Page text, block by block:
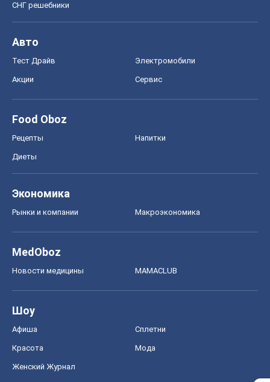
СНГ решебники
Авто
Тест Драйв Электромобили
Акции Сервис
Food Oboz
Рецепты Напитки
Диеты
Экономика
Рынки и компании Mакроэкономика
MedOboz
Новости медицины MAMACLUB
Шоу
Афиша Сплетни
Красота Мода
Женский Журнал